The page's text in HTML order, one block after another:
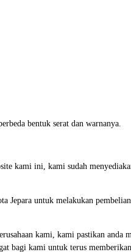
bentuk serat dan warnanya.
kami ini, kami sudah
Jepara untuk melakukan
kami, kami pastikan
bagi kami untuk terus